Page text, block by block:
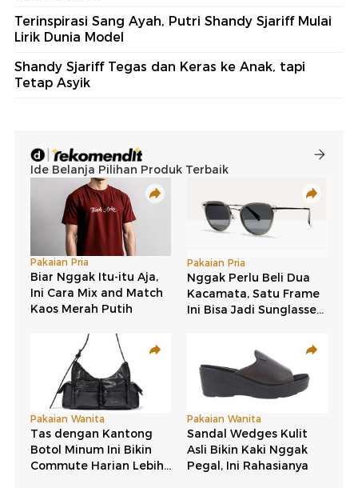
Terinspirasi Sang Ayah, Putri Shandy Sjariff Mulai
Lirik Dunia Model
Shandy Sjariff Tegas dan Keras ke Anak, tapi
Tetap Asyik